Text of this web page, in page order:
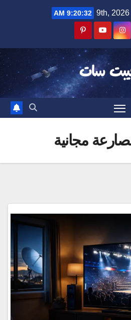
9:20:33 AM
سات
مجانية